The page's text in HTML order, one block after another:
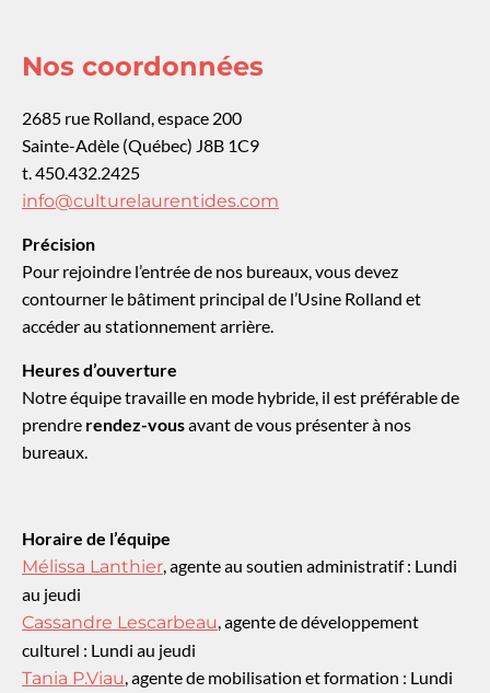
Nos coordonnées
2685 rue Rolland, espace 200
Sainte-Adèle (Québec) J8B 1C9
t. 450.432.2425
info@culturelaurentides.com
Précision
Pour rejoindre l’entrée de nos bureaux, vous devez
contourner le bâtiment principal de l’Usine Rolland et
accéder au stationnement arrière.
Heures d’ouverture
Notre équipe travaille en mode hybride, il est préférable de
prendre rendez-vousavant de vous présenter à nos
bureaux.
Horaire de l’équipe
Mélissa Lanthier , agente au soutien administratif : Lundi
au jeudi
Cassandre Lescarbeau , agente de développement
culturel : Lundi au jeudi
Tania P.Viau , agente de mobilisation et formation : Lundi